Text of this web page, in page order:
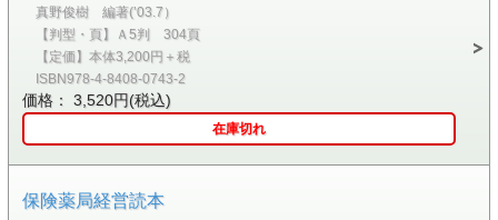
真野俊樹 編著(’03.7）
【判型・頁】Ａ5判 304頁
【定価】本体3,200円＋税
ISBN978-4-8408-0743-2
価格： 3,520円(税込)
在庫切れ
保険薬局経営読本